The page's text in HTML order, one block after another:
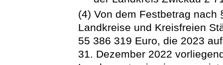
(4) Von dem Festbetrag nach
Landkreise und Kreisfreien
55 386 319 Euro, die 2023
31. Dezember 2022